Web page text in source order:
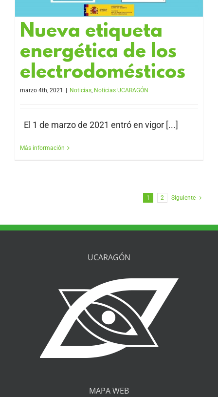
Nueva etiqueta
energética de los
electrodomésticos
marzo 4th, 2021 Noticias, Noticias UCARAGÓN
El 1 de marzo de 2021 entró en vigor [...]
Más información
1 2 Siguiente
UCARAGÓN
MAPA WEB